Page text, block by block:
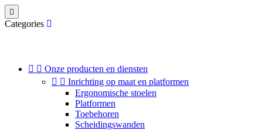

Categories
  Onze producten en diensten
  Inrichting op maat en platformen
Ergonomische stoelen
Platformen
Toebehoren
Scheidingswanden